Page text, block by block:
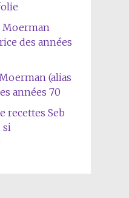
Moerman
des années
(alias
années 70
recettes Seb
si